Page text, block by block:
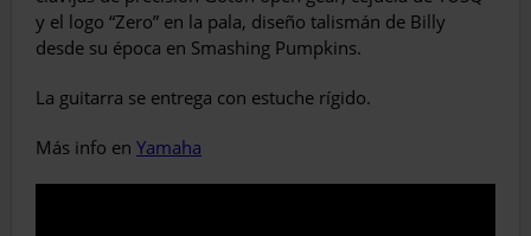
y el logo “Zero” en la pala, diseño talismán de Billy
desde su época en Smashing Pumpkins.
La guitarra se entrega con estuche rígido.
Más info en Yamaha